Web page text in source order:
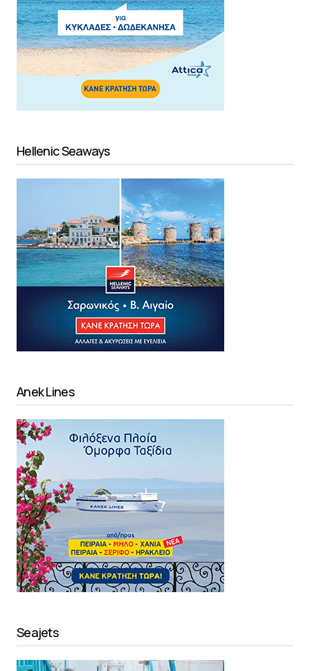
Hellenic Seaways
Anek Lines
Seajets